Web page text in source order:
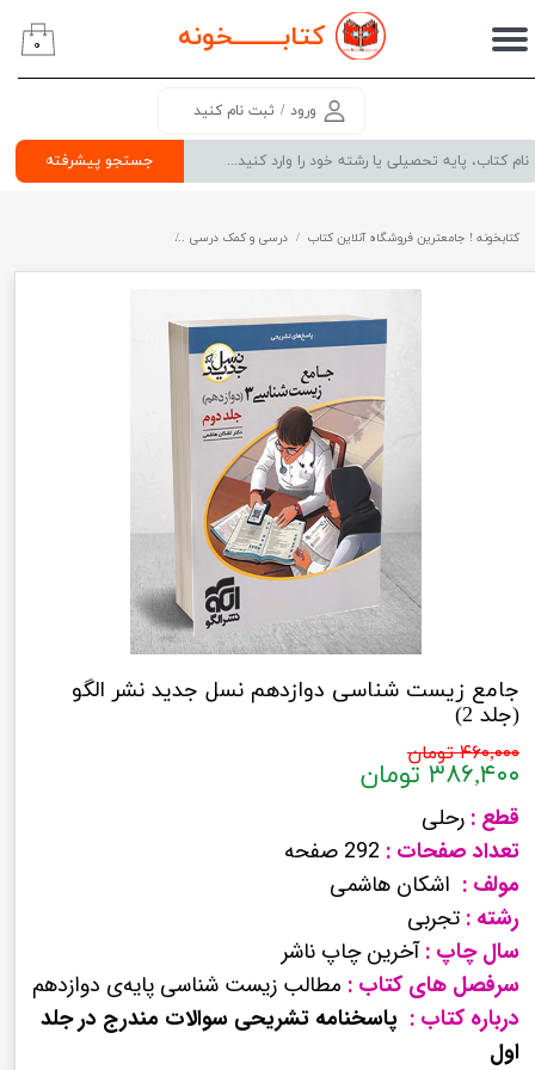
کتابــــــــخونه
جستجو پیشرفته
ورود / ثبت نام کنید
حساب کاربری من
سفارشات
۰
کتابخونه ! جامعترین فروشگاه آنلاین کتاب درسی و کمک درسی
جامع زیست شناسی دوازدهم نسل جدید نشر الگو
(جلد 2)
۴۶۰,۰۰۰ تومان
۳۸۶,۴۰۰ تومان
قطع : رحلی
تعداد صفحات : 292 صفحه
مولف : اشکان هاشمی
رشته : تجربی
سال چاپ :آخرین چاپ ناشر
سرفصل های کتاب : مطالب زیست شناسی پایه‌ی دوازدهم
درباره کتاب : پاسخنامه تشریحی سوالات مندرج در جلد
اول